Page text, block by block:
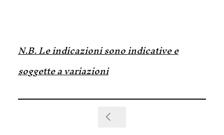
N.B. Le indicazioni sono indicative e
soggette a variazioni